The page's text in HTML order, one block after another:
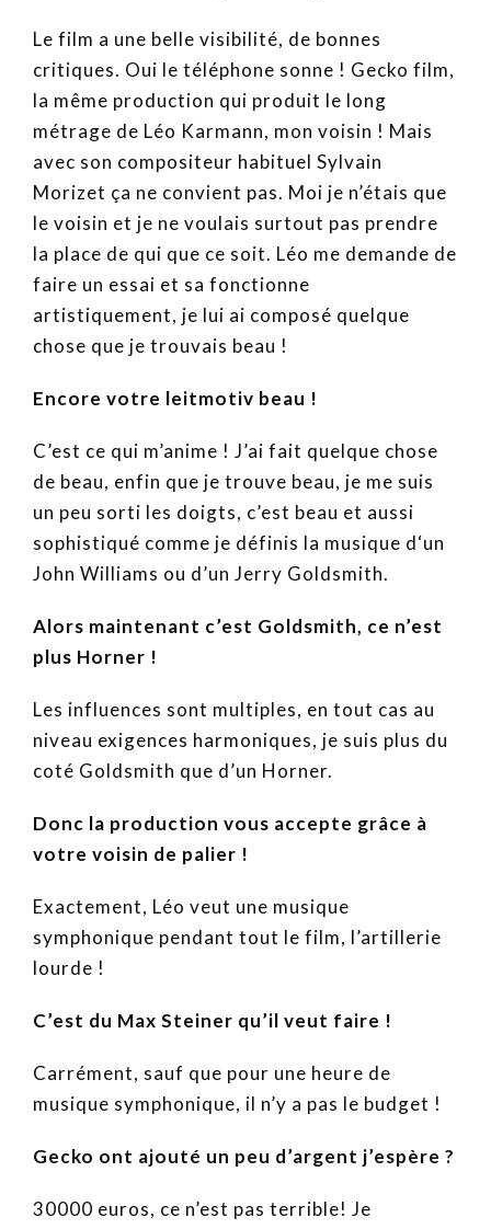
Le film a une belle visibilité, de bonnes
critiques. Oui le téléphone sonne ! Gecko film,
la même production qui produit le long
métrage de Léo Karmann, mon voisin ! Mais
avec son compositeur habituel Sylvain
Morizet ça ne convient pas. Moi je n’étais que
le voisin et je ne voulais surtout pas prendre
la place de qui que ce soit. Léo me demande de
faire un essai et sa fonctionne
artistiquement, je lui ai composé quelque
chose que je trouvais beau !
Encore votre leitmotiv beau !
C’est ce qui m’anime ! J’ai fait quelque chose
de beau, enfin que je trouve beau, je me suis
un peu sorti les doigts, c’est beau et aussi
sophistiqué comme je définis la musique d‘un
John Williams ou d’un Jerry Goldsmith.
Alors maintenant c’est Goldsmith, ce n’est
plus Horner !
Les influences sont multiples, en tout cas au
niveau exigences harmoniques, je suis plus du
coté Goldsmith que d’un Horner.
Donc la production vous accepte grâce à
votre voisin de palier !
Exactement, Léo veut une musique
symphonique pendant tout le film, l’artillerie
lourde !
C’est du Max Steiner qu’il veut faire !
Carrément, sauf que pour une heure de
musique symphonique, il n’y a pas le budget !
Gecko ont ajouté un peu d’argent j’espère ?
30000 euros, ce n’est pas terrible! Je